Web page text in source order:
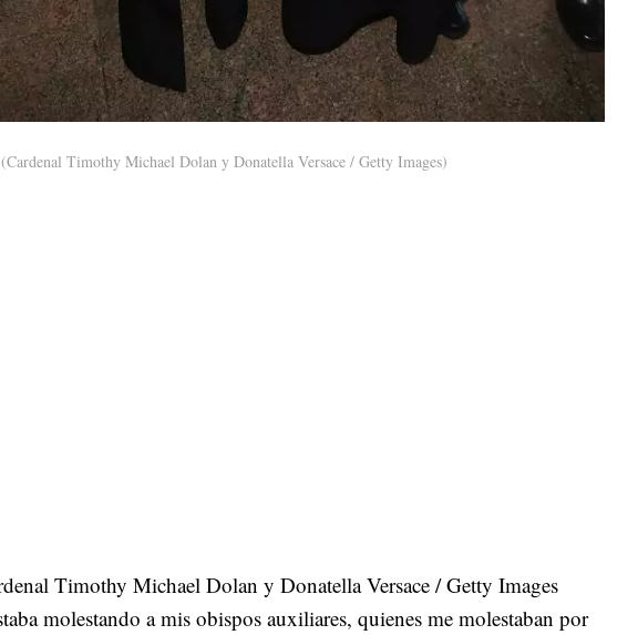
(Cardenal Timothy Michael Dolan y Donatella Versace / Getty Images)
Timothy Michael Dolan y Donatella Versace / Getty Images
molestando a mis obispos auxiliares, quienes me molestaban por